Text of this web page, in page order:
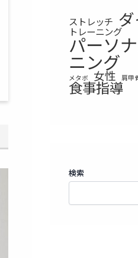
ストレッチ
トレーニング
パーソ
ニング
メタボ 女性 肩甲
食事指導
検索